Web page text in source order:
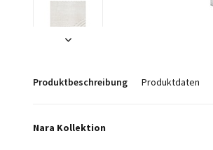
Produktbeschreibung Produktdaten
Nara Kollektion